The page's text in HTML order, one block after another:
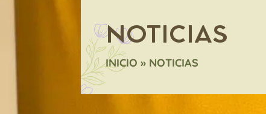
NOTICIAS
INICIO » NOTICIAS